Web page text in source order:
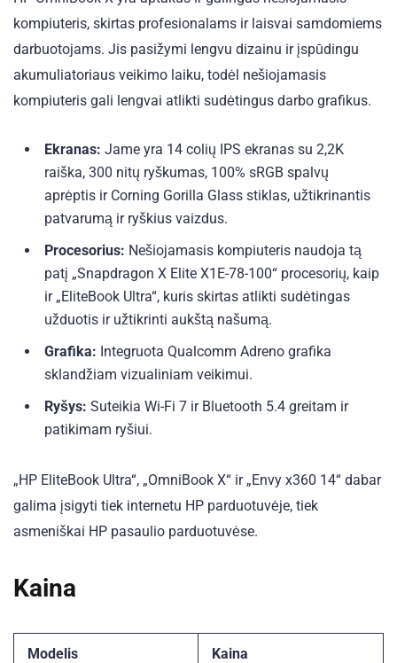
kompiuteris, skirtas profesionalams ir laisvai samdomiems
darbuotojams. Jis pasižymi lengvu dizainu ir įspūdingu
akumuliatoriaus veikimo laiku, todėl nešiojamasis
kompiuteris gali lengvai atlikti sudėtingus darbo grafikus.
Ekranas: Jame yra 14 colių IPS ekranas su 2,2K
raiška, 300 nitų ryškumas, 100% sRGB spalvų
aprėptis ir Corning Gorilla Glass stiklas, užtikrinantis
patvarumą ir ryškius vaizdus.
Procesorius: Nešiojamasis kompiuteris naudoja tą
patį „Snapdragon X Elite X1E-78-100“ procesorių, kaip
ir „EliteBook Ultra“, kuris skirtas atlikti sudėtingas
užduotis ir užtikrinti aukštą našumą.
Grafika: Integruota Qualcomm Adreno grafika
sklandžiam vizualiniam veikimui.
Ryšys: Suteikia Wi-Fi 7 ir Bluetooth 5.4 greitam ir
patikimam ryšiui.
„HP EliteBook Ultra“, „OmniBook X“ ir „Envy x360 14“ dabar
galima įsigyti tiek internetu HP parduotuvėje, tiek
asmeniškai HP pasaulio parduotuvėse.
Kaina
Modelis Kaina